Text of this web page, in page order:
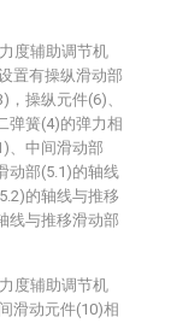
度辅助调节机
置有操纵滑动部
操纵元件(6)、
弹簧(4)的弹力相
、中间滑动部
动部(5.1)的轴线
的轴线与推移
线与推移滑动部
度辅助调节机
滑动元件(10)相